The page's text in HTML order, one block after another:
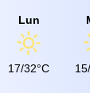
Lun
17/32°C